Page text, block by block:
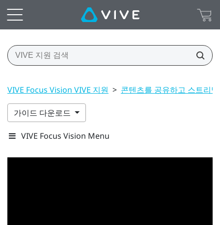
VIVE Focus Vision VIVE 지원 > 콘텐츠를 공유하고 스트리
가이드 다운로드
VIVE Focus Vision Menu